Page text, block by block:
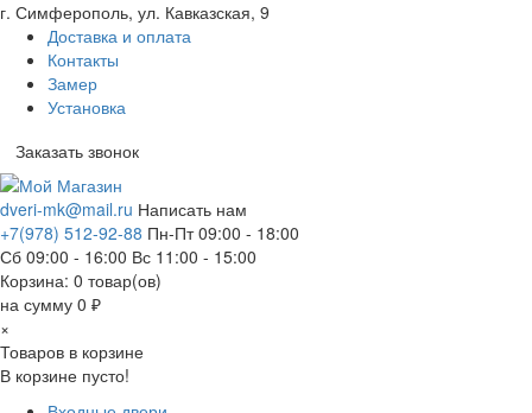
г. Симферополь, ул. Кавказская, 9
Доставка и оплата
Контакты
Замер
Установка
Заказать звонок
dveri-mk@mail.ru Написать нам
+7(978) 512-92-88 Пн-Пт 09:00 - 18:00
Сб 09:00 - 16:00 Вс 11:00 - 15:00
Корзина: 0 товар(ов)
на сумму 0 ₽
×
Товаров в корзине
В корзине пусто!